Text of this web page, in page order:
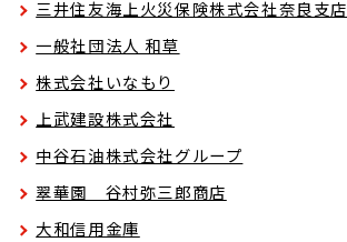
三井住友海上火災保険株式会社奈良支店
一般社団法人 和草
株式会社いなもり
上武建設株式会社
中谷石油株式会社グループ
翠華園 谷村弥三郎商店
大和信用金庫